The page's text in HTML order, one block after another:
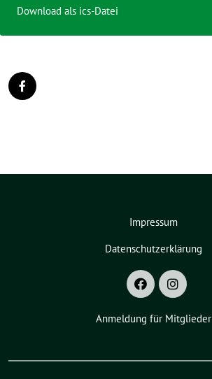
Download als ics-Datei
Impressum
Datenschutzerklärung
Anmeldung für Mitglieder